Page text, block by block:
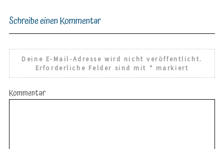
Schreibe einen Kommentar
Deine E-Mail-Adresse wird nicht veröffentlicht.
Erforderliche Felder sind mit * markiert
Kommentar